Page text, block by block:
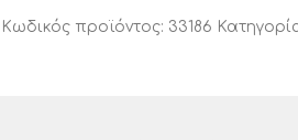
Κωδικός προϊόντος: 33186